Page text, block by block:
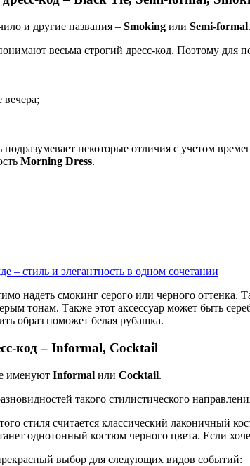
и другие названия – Smoking или Semi-formal
весьма строгий дресс-код. Поэтому для
вечера;
некоторые отличия с учетом
Morning Dress.
– стиль и элегантность в одном сочетании
надеть смокинг серого или черного
тонам. Также этот аксессуар может быть
образ поможет белая рубашка.
код – Informal, Cocktail
именуют Informal или Cocktail.
такого стилистического
стиля считается классический лаконичный
однотонный костюм черного цвета. Если
выбор для следующих видов событий: